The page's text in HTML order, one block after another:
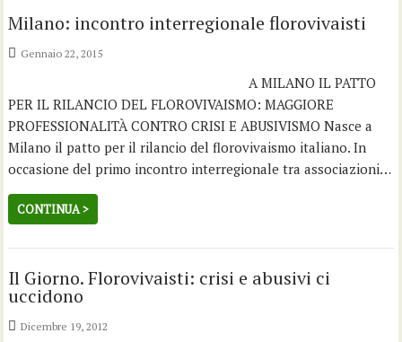
Milano: incontro interregionale florovivaisti
Gennaio 22, 2015
A MILANO IL PATTO
PER IL RILANCIO DEL FLOROVIVAISMO: MAGGIORE
PROFESSIONALITÀ CONTRO CRISI E ABUSIVISMO Nasce a
Milano il patto per il rilancio del florovivaismo italiano. In
occasione del primo incontro interregionale tra associazioni…
CONTINUA >
Il Giorno. Florovivaisti: crisi e abusivi ci
uccidono
Dicembre 19, 2012